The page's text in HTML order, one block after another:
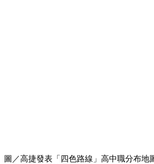
圖／高捷發表「四色路線」高中職分布地